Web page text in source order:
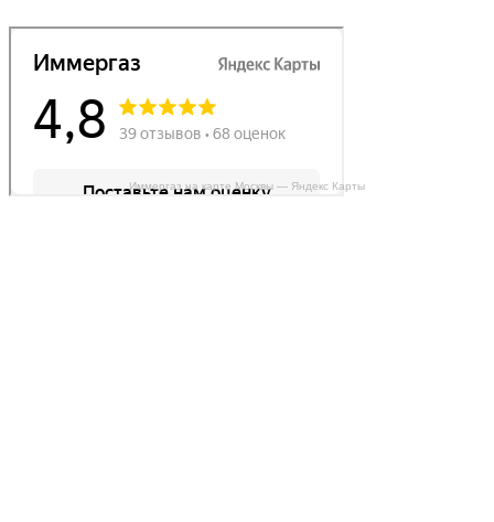
Иммергаз на карте Москвы — Яндекс Карты